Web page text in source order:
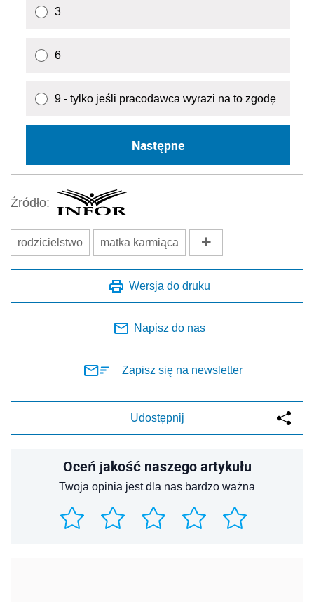
3
6
9 - tylko jeśli pracodawca wyrazi na to zgodę
Następne
Źródło:
rodzicielstwo matka karmiąca
Wersja do druku
Napisz do nas
Zapisz się na newsletter
Udostępnij
Oceń jakość naszego artykułu
Twoja opinia jest dla nas bardzo ważna